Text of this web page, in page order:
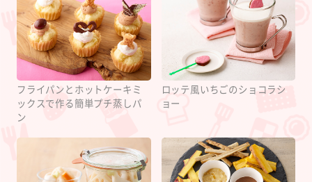
フライパンとホットケーキミ
ックスで作る簡単プチ蒸しパ
ン
ロッテ風いちごのショコラシ
ョー